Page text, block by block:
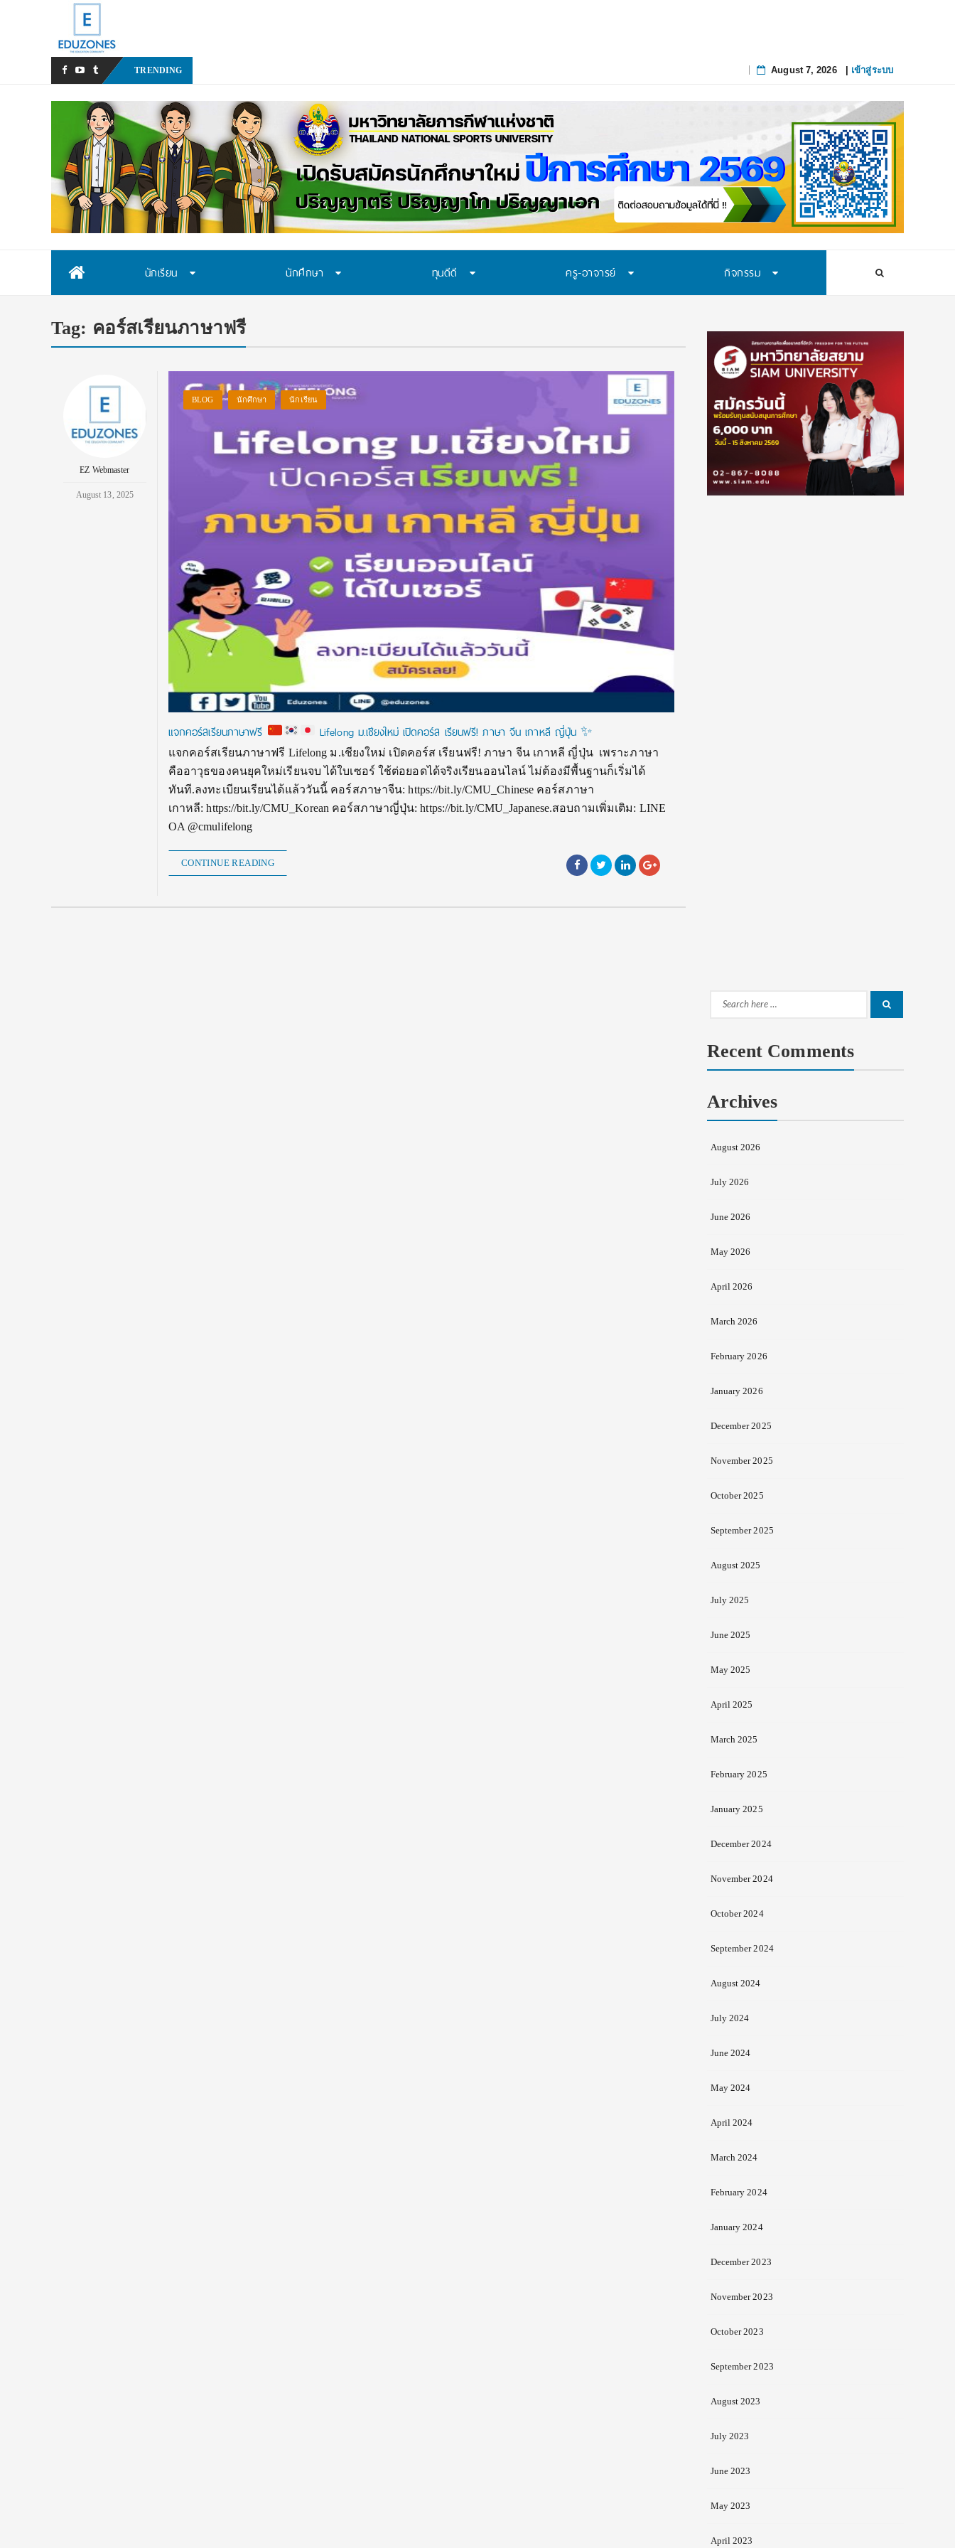
TRENDING August 7, 2026| เข้าสู่ระบบ
นักเรียน นักศึกษา ทุนดีดี ครู-อาจารย์ กิจกรรม
Tag: คอร์สเรียนภาษาฟรี
EZ Webmaster
August 13, 2025
BLOG นักศึกษา นักเรียน
แจกคอร์สเรียนภาษาฟรี Lifelong ม.เชียงใหม่ เปิดคอร์ส เรียนฟรี! ภาษา จีน เกาหลี ญี่ปุ่น✨
แจกคอร์สเรียนภาษาฟรี Lifelong ม.เชียงใหม่ เปิดคอร์ส เรียนฟรี! ภาษา จีน เกาหลี ญี่ปุ่น เพราะภาษา
คืออาวุธของคนยุคใหม่เรียนจบ ได้ใบเซอร์ ใช้ต่อยอดได้จริงเรียนออนไลน์ ไม่ต้องมีพื้นฐานก็เริ่มได้
ทันที.ลงทะเบียนเรียนได้แล้ววันนี้ คอร์สภาษาจีน: https://bit.ly/CMU_Chinese คอร์สภาษา
เกาหลี: https://bit.ly/CMU_Korean คอร์สภาษาญี่ปุ่น: https://bit.ly/CMU_Japanese.สอบถามเพิ่มเติม: LINE
OA @cmulifelong
CONTINUE READING
Search
Recent Comments
Archives
August 2026
July 2026
June 2026
May 2026
April 2026
March 2026
February 2026
January 2026
December 2025
November 2025
October 2025
September 2025
August 2025
July 2025
June 2025
May 2025
April 2025
March 2025
February 2025
January 2025
December 2024
November 2024
October 2024
September 2024
August 2024
July 2024
June 2024
May 2024
April 2024
March 2024
February 2024
January 2024
December 2023
November 2023
October 2023
September 2023
August 2023
July 2023
June 2023
May 2023
April 2023